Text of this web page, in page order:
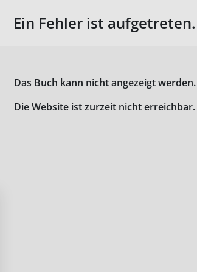
Ein Fehler ist aufgetreten.
Das Buch kann nicht angezeigt werden.
Die Website ist zurzeit nicht erreichbar.